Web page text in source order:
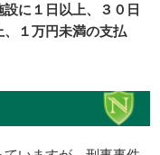
設に１日以上、３０日
、１万円未満の支払